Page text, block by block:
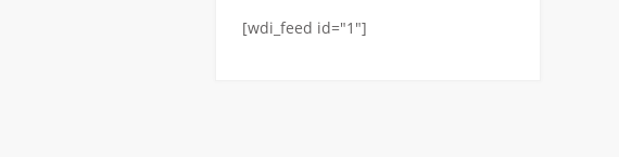
[wdi_feed id="1"]